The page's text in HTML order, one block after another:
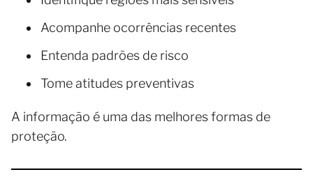
Acompanhe ocorrências recentes
Entenda padrões de risco
Tome atitudes preventivas
A informação é uma das melhores formas de
proteção.